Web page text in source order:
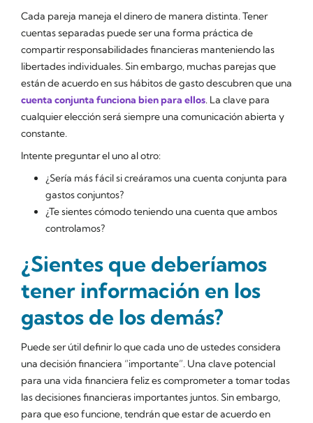
Cada pareja maneja el dinero de manera distinta. Tener
cuentas separadas puede ser una forma práctica de
compartir responsabilidades financieras manteniendo las
libertades individuales. Sin embargo, muchas parejas que
están de acuerdo en sus hábitos de gasto descubren que una
cuenta conjunta funciona bien para ellos. La clave para
cualquier elección será siempre una comunicación abierta y
constante.
Intente preguntar el uno al otro:
¿Sería más fácil si creáramos una cuenta conjunta para
gastos conjuntos?
¿Te sientes cómodo teniendo una cuenta que ambos
controlamos?
¿Sientes que deberíamos
tener información en los
gastos de los demás?
Puede ser útil definir lo que cada uno de ustedes considera
una decisión financiera “importante”. Una clave potencial
para una vida financiera feliz es comprometer a tomar todas
las decisiones financieras importantes juntos. Sin embargo,
para que eso funcione, tendrán que estar de acuerdo en